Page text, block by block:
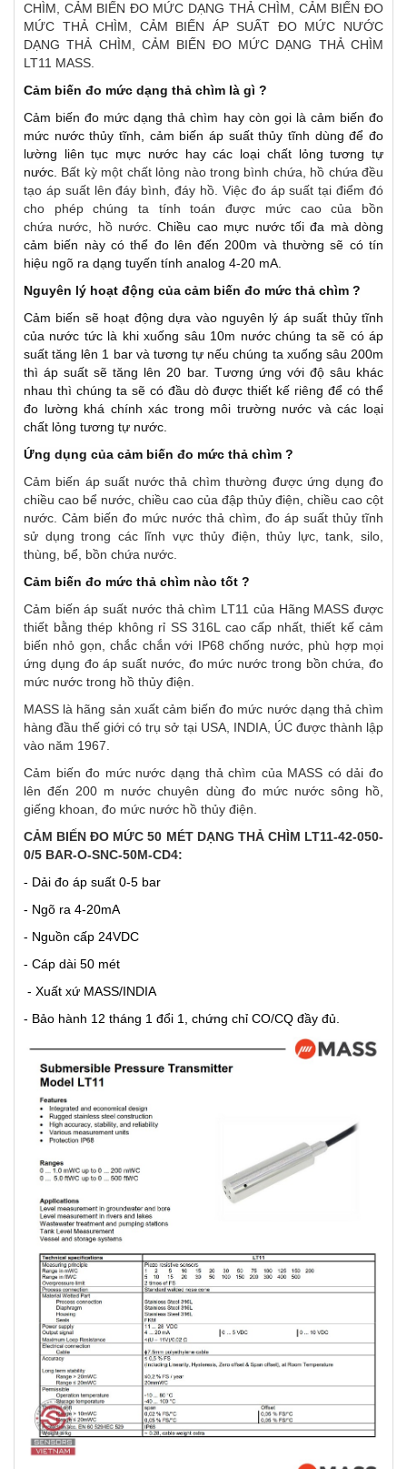
CHÌM, CẢM BIẾN ĐO MỨC DẠNG THẢ CHÌM, CẢM BIẾN ĐO
MỨC THẢ CHÌM, CẢM BIẾN ÁP SUẤT ĐO MỨC NƯỚC
DẠNG THẢ CHÌM, CẢM BIẾN ĐO MỨC DẠNG THẢ CHÌM
LT11 MASS.
Cảm biến đo mức dạng thả chìm là gì ?
Cảm biến đo mức dạng thả chìm hay còn gọi là cảm biến đo
mức nước thủy tĩnh, cảm biến áp suất thủy tĩnh dùng để đo
lường liên tục mực nước hay các loại chất lỏng tương tự
nước. Bất kỳ một chất lỏng nào trong bình chứa, hồ chứa đều
tạo áp suất lên đáy bình, đáy hồ. Việc đo áp suất tại điểm đó
cho phép chúng ta tính toán được mức cao của bồn
chứa nước, hồ nước.
Chiều cao mực nước tối đa mà dòng
cảm biến này có thể đo lên đến 200m và thường sẽ có tín
hiệu ngõ ra dạng tuyến tính analog 4-20 mA.
Nguyên lý hoạt động của cảm biến đo mức thả chìm ?
Cảm biến sẽ hoạt động dựa vào nguyên lý áp suất thủy tĩnh
của nước tức là khi xuống sâu 10m nước chúng ta sẽ có áp
suất tăng lên 1 bar và tương tự nếu chúng ta xuống sâu 200m
thì áp suất sẽ tăng lên 20 bar. Tương ứng với độ sâu khác
nhau thì chúng ta sẽ có đầu dò được thiết kế riêng để có thể
đo lường khá chính xác trong môi trường nước và các loại
chất lỏng tương tự nước.
Ứng dụng của cảm biến đo mức thả chìm ?
Cảm biến áp suất nước thả chìm thường được ứng dụng đo
chiều cao bể nước, chiều cao của đập thủy điện, chiều cao cột
nước. Cảm biến đo mức nước thả chìm, đo áp suất thủy tĩnh
sử dụng trong các lĩnh vực thủy điện, thủy lực, tank, silo,
thùng, bể, bồn chứa nước.
Cảm biến đo mức thả chìm nào tốt ?
Cảm biến áp suất nước thả chìm LT11 của Hãng MASS được
thiết bằng thép không rỉ SS 316L cao cấp nhất, thiết kế cảm
biến nhỏ gọn, chắc chắn với IP68 chống nước, phù hợp mọi
ứng dụng đo áp suất nước, đo mức nước trong bồn chứa, đo
mức nước trong hồ thủy điện.
MASS là hãng sản xuất cảm biến đo mức nước dạng thả chìm
hàng đầu thế giới có trụ sở tại USA, INDIA, ÚC được thành lập
vào năm 1967.
Cảm biến đo mức nước dạng thả chìm của MASS có dải đo
lên đến 200 m nước chuyên dùng đo mức nước sông hồ,
giếng khoan, đo mức nước hồ thủy điện.
CẢM BIẾN ĐO MỨC 50 MÉT DẠNG THẢ CHÌM LT11-42-050-
0/5 BAR-O-SNC-50M-CD4:
- Dải đo áp suất 0-5 bar
- Ngõ ra 4-20mA
- Nguồn cấp 24VDC
- Cáp dài 50 mét
- Xuất xứ MASS/INDIA
- Bảo hành 12 tháng 1 đổi 1, chứng chỉ CO/CQ đầy đủ.